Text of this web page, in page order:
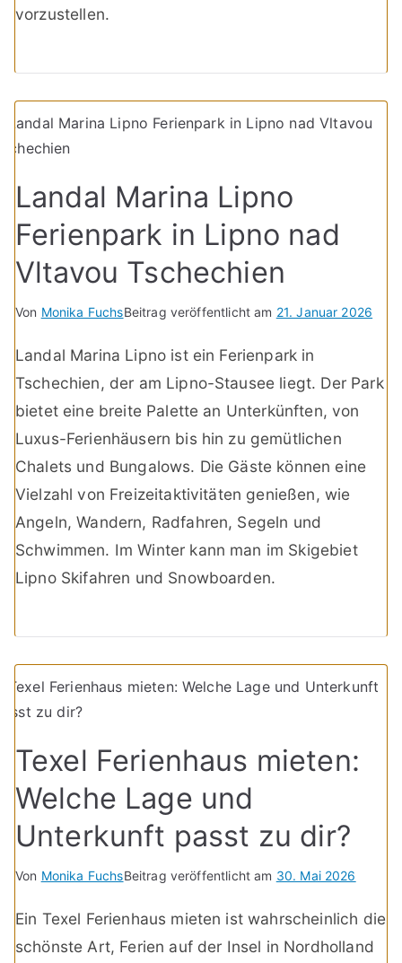
vorzustellen.
Landal Marina Lipno
Ferienpark in Lipno nad
Vltavou Tschechien
Von Monika FuchsBeitrag veröffentlicht am 21. Januar 2026
Landal Marina Lipno ist ein Ferienpark in
Tschechien, der am Lipno-Stausee liegt. Der Park
bietet eine breite Palette an Unterkünften, von
Luxus-Ferienhäusern bis hin zu gemütlichen
Chalets und Bungalows. Die Gäste können eine
Vielzahl von Freizeitaktivitäten genießen, wie
Angeln, Wandern, Radfahren, Segeln und
Schwimmen. Im Winter kann man im Skigebiet
Lipno Skifahren und Snowboarden.
Texel Ferienhaus mieten:
Welche Lage und
Unterkunft passt zu dir?
Von Monika FuchsBeitrag veröffentlicht am 30. Mai 2026
Ein Texel Ferienhaus mieten ist wahrscheinlich die
schönste Art, Ferien auf der Insel in Nordholland